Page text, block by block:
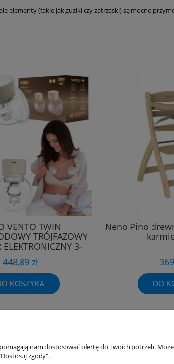
elementy (takie jak guziki czy zatrzaski) są mocno
VENTO TWIN
TRÓJFAZOWY
ELEKTRONICZNY 3-
FAZOWY
448,89 zł
KOSZYKA
Neno Pino
DO
Moje konto
nam dostosować ofertę do Twoich potrzeb.
zgody".